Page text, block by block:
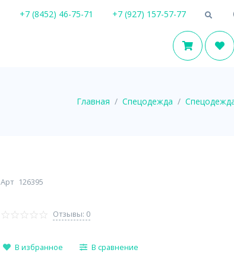
+7 (8452) 46-75-71 +7 (927) 157-57-77
Главная Спецодежда
Арт 126395
Отзывы: 0
В избранное В сравнение